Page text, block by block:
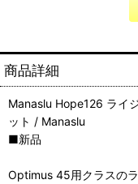
商品詳細
Manaslu Hope126 ライ
ット / Manaslu
■新品
Optimus 45用クラスの